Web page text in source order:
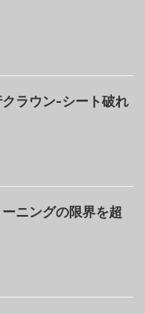
クラウン-シート破れ
ーニングの限界を超